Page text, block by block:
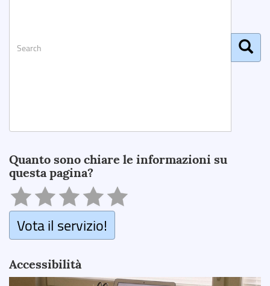
Quanto sono chiare le informazioni su
questa pagina?
Vota il servizio!
Accessibilità